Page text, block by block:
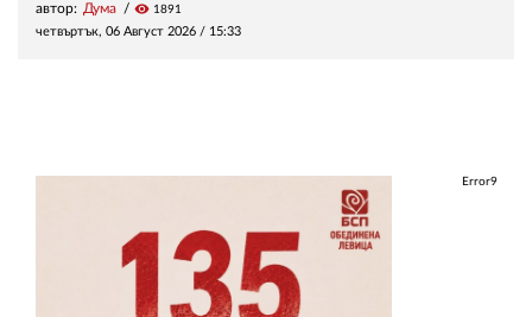
автор: Дума visibility 1891
четвъртък, 06 Август 2026 / 15:33
Error9